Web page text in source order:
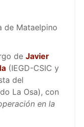
de Mataelpino
de Javier
(IEGD-CSIC y
del
La Osa), con
en la